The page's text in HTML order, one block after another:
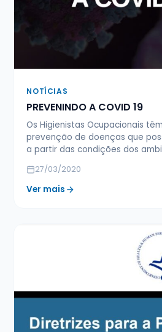
NOTÍCIAS
PREVENINDO A COVID 19
Os Higienistas Ocupacionais
prevenção de doenças que
a partir das condições dos
27/03/2020
Ver mais